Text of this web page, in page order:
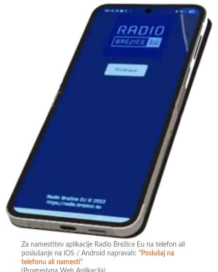
Za namestitev aplikacije Radio Brežice Eu na telefon ali
poslušanje na iOS / Android napravah:"Poslušaj na
telefonu ali namesti"